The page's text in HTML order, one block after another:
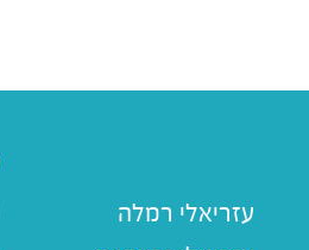
עזריאלי רמלה